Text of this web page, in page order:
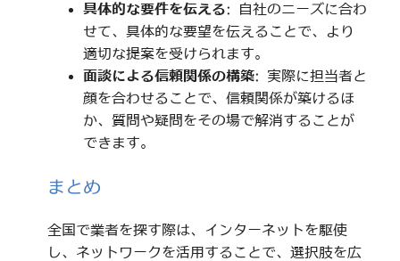
具体的な要件を伝える: 自社のニーズに合わ
せて、具体的な要望を伝えることで、より
適切な提案を受けられます。
面談による信頼関係の構築: 実際に担当者と
顔を合わせることで、信頼関係が築けるほ
か、質問や疑問をその場で解消することが
できます。
まとめ
全国で業者を探す際は、インターネットを駆使
し、ネットワークを活用することで、選択肢を広